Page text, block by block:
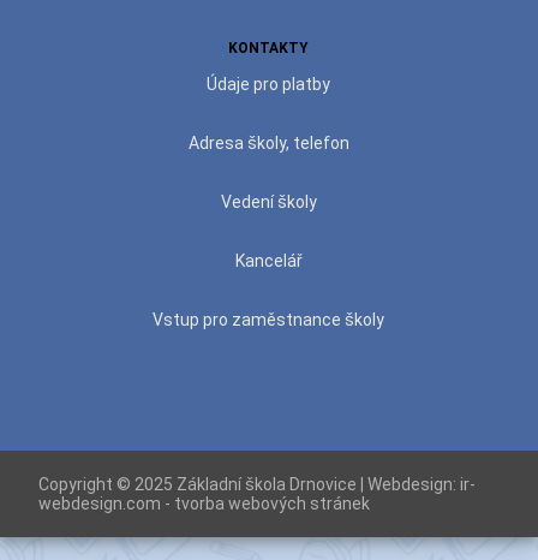
KONTAKTY
Údaje pro platby
Adresa školy, telefon
Vedení školy
Kancelář
Vstup pro zaměstnance školy
Copyright © 2025 Základní škola Drnovice | Webdesign: ir-
webdesign.com - tvorba webových stránek